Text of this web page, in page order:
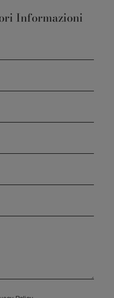
Informazioni